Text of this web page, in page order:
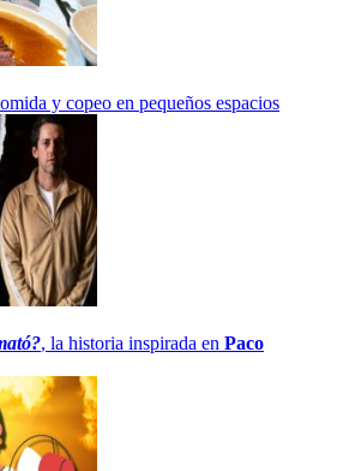
y copeo en pequeños espacios
, la historia inspirada en Paco